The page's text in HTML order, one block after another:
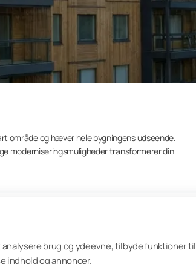
brug og ydeevne, tilbyde funktioner til
indhold og annoncer.
område og hæver hele bygningens udseende.
moderniseringsmuligheder transformerer din